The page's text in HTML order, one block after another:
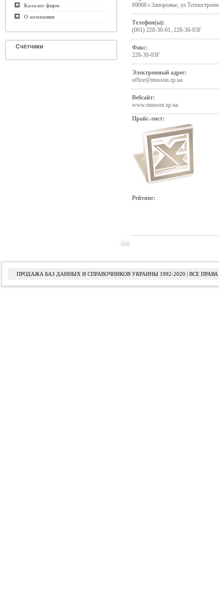
Каталог фирм
О компании
Счётчики
69008 г.Запорожье,
Телефон(ы):
(061) 228-30-01, 228-30-03F
Факс:
228-30-03F
Электронный адрес:
office@musson.zp.ua
Вебсайт:
www.musson.zp.ua
Прайс-лист:
Рейтинг:
ПРОДАЖА БАЗ ДАННЫХ И СПРАВОЧНИКОВ УКРАИНЫ 1992-2020 | ВСЕ